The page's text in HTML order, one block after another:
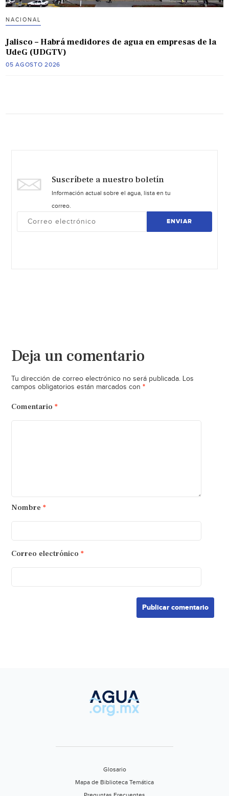
NACIONAL
Jalisco – Habrá medidores de agua en empresas de la
UdeG (UDGTV)
05 AGOSTO 2026
Suscríbete a nuestro boletín
Información actual sobre el agua, lista en tu
correo.
ENVIAR
Deja un comentario
Tu dirección de correo electrónico no será publicada. Los
campos obligatorios están marcados con *
Comentario *
Nombre *
Correo electrónico *
Glosario
Mapa de Biblioteca Temática